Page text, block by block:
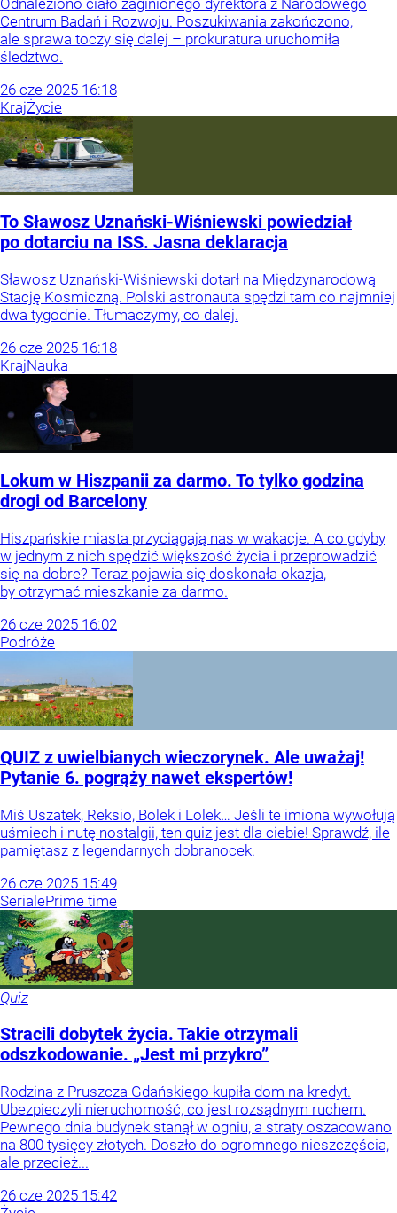
Centrum Badań i Rozwoju. Poszukiwania zakończono,
ale sprawa toczy się dalej – prokuratura uruchomiła
śledztwo.
26 cze 2025 16:18
KrajŻycie
To Sławosz Uznański-Wiśniewski powiedział
po dotarciu na ISS. Jasna deklaracja
Sławosz Uznański-Wiśniewski dotarł na Międzynarodową
Stację Kosmiczną. Polski astronauta spędzi tam co najmniej
dwa tygodnie. Tłumaczymy, co dalej.
26 cze 2025 16:18
KrajNauka
Lokum w Hiszpanii za darmo. To tylko godzina
drogi od Barcelony
Hiszpańskie miasta przyciągają nas w wakacje. A co gdyby
w jednym z nich spędzić większość życia i przeprowadzić
się na dobre? Teraz pojawia się doskonała okazja,
by otrzymać mieszkanie za darmo.
26 cze 2025 16:02
Podróże
QUIZ z uwielbianych wieczorynek. Ale uważaj!
Pytanie 6. pogrąży nawet ekspertów!
Miś Uszatek, Reksio, Bolek i Lolek… Jeśli te imiona wywołują
uśmiech i nutę nostalgii, ten quiz jest dla ciebie! Sprawdź, ile
pamiętasz z legendarnych dobranocek.
26 cze 2025 15:49
SerialePrime time
Quiz
Stracili dobytek życia. Takie otrzymali
odszkodowanie. „Jest mi przykro”
Rodzina z Pruszcza Gdańskiego kupiła dom na kredyt.
Ubezpieczyli nieruchomość, co jest rozsądnym ruchem.
Pewnego dnia budynek stanął w ogniu, a straty oszacowano
na 800 tysięcy złotych. Doszło do ogromnego nieszczęścia,
ale przecież...
26 cze 2025 15:42